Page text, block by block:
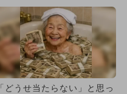
「どうせ当たらない」と思っ